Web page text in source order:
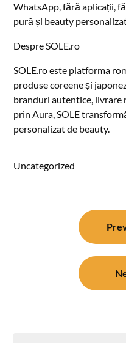
WhatsApp, fără aplicații,
pură și beauty
Despre SOLE.ro
SOLE.ro este platforma
produse coreene și
branduri autentice, livrare
prin Aura, SOLE
personalizat de beauty.
Uncategorized